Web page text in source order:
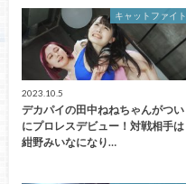
キャットファイト
2023.10.5
デカパイの田中ねねちゃんがつい
にプロレスデビュー！対戦相手は
紺野みいなになり…